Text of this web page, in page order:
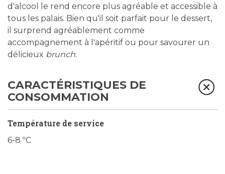
d'alcool le rend encore plus agréable et accessible à
tous les palais. Bien qu'il soit parfait pour le dessert,
il surprend agréablement comme
accompagnement à l'apéritif ou pour savourer un
délicieux brunch.
CARACTÉRISTIQUES DE
CONSOMMATION
Température de service
6-8 ºC